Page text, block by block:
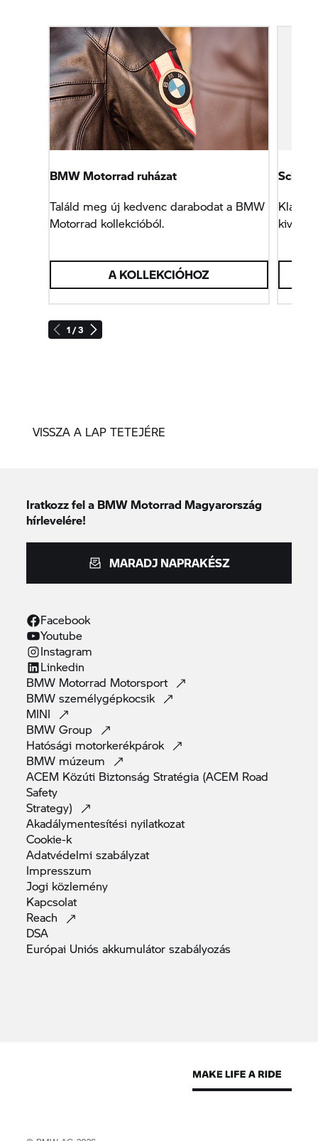
1 / 3
BMW Motorrad ruházat
Találd meg új kedvenc darabodat a BMW
Motorrad kollekcióból.
A KOLLEKCIÓHOZ
kiváló
VISSZA A LAP TETEJÉRE
Iratkozz fel a BMW Motorrad Magyarország
hírlevelére!
MARADJ NAPRAKÉSZ
Facebook
Youtube
Instagram
Linkedin
BMW Motorrad Motorsport
BMWszemélygépkocsik
MINI
BMWGroup
Hatósági motorkerékpárok
BMW múzeum
ACEM Közúti Biztonság Stratégia (ACEM Road
Safety
Strategy)
Akadálymentesítési nyilatkozat
Cookie-k
Adatvédelmiszabályzat
Impresszum
Jogi közlemény
Kapcsolat
Reach
DSA
Európai Uniós akkumulátorszabályozás